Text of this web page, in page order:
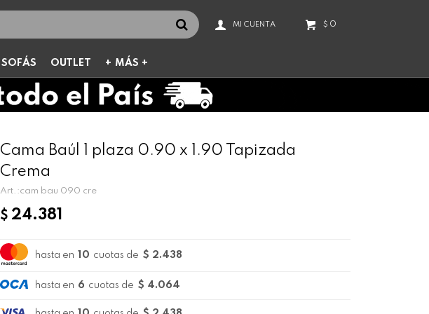
SOFÁS OUTLET MÁS +
$ 0
Cama Baúl 1 plaza 0.90 x 1.90 Tapizada
Crema
cam bau 090 cre
$ 24.381
hasta en 10 cuotas de $ 2.438
hasta en 6 cuotas de $ 4.064